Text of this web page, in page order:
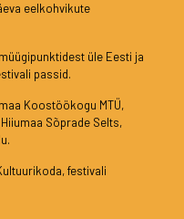
eelkohvikute
üle Eesti ja
passid.
Koostöökogu MTÜ,
Sõprade Selts,
festivali